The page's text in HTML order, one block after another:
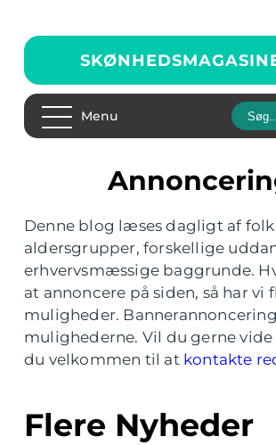
Menu
Denne blog læses dagligt af folk
aldersgrupper, forskellige
erhvervsmæssige baggrunde.
at annoncere på siden, så har vi
muligheder.
mulighederne. Vil du gerne vide
du velkommen til at kontakte
Flere Nyheder